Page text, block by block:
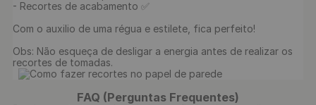
- Recortes de acabamento ✅
Com o auxilio de uma régua e estilete, fica perfeito!
Obs: Não esqueça de desligar a energia antes de realizar os
recortes de tomadas.
FAQ (Perguntas Frequentes)